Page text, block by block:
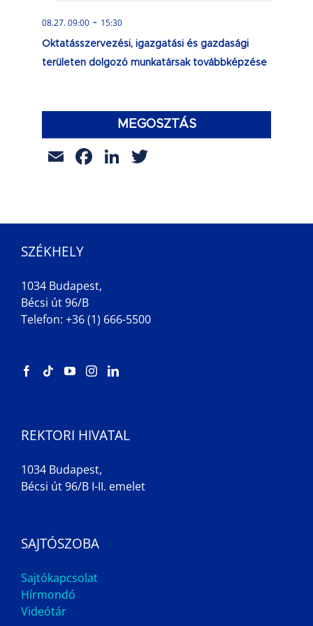
08.27. 09:00 - 15:30
Oktatásszervezési, igazgatási és gazdasági
területen dolgozó munkatársak továbbképzése
MEGOSZTÁS
EmailFacebook
LinkedIn
SZÉKHELY
1034 Budapest,
Bécsi út 96/B
Telefon: +36 (1) 666-5500
REKTORI HIVATAL
1034 Budapest,
Bécsi út 96/B I-II. emelet
SAJTÓSZOBA
Sajtókapcsolat
Hírmondó
Videótár